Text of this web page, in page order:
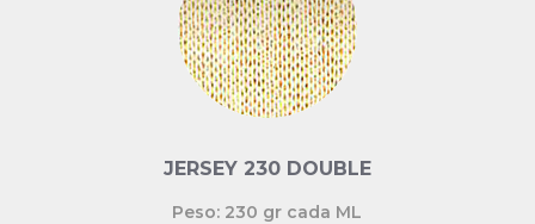
JERSEY 230 DOUBLE
Peso: 230 gr cada ML